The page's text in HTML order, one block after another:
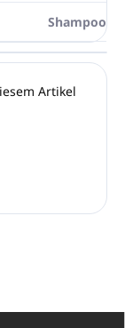
Shampoo
Artikel